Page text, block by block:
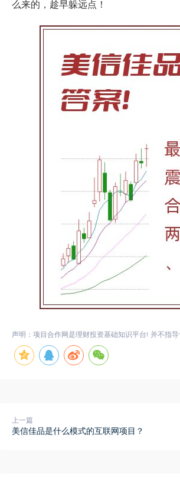
么来的，趁早躲远点！
声明：项目合作网是理财投资基础知识平台! 并不指
上一篇
美信佳品是什么模式的互联网项目？